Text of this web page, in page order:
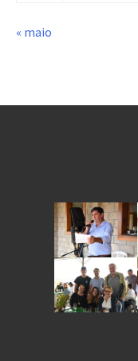
« maio